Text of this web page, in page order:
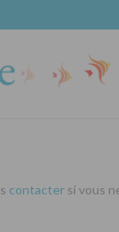
contacter si vous